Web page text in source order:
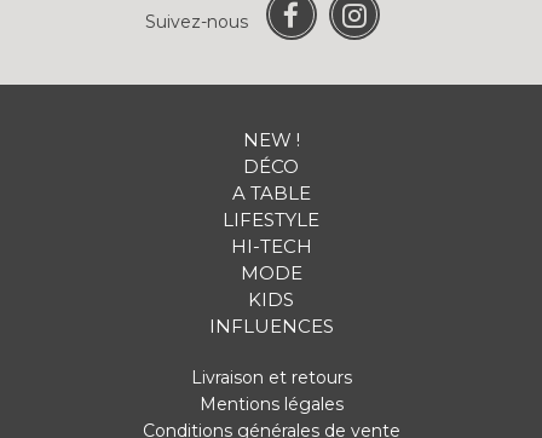
Suivez-nous
NEW !
DÉCO
A TABLE
LIFESTYLE
HI-TECH
MODE
KIDS
INFLUENCES
Livraison et retours
Mentions légales
Conditions générales de vente